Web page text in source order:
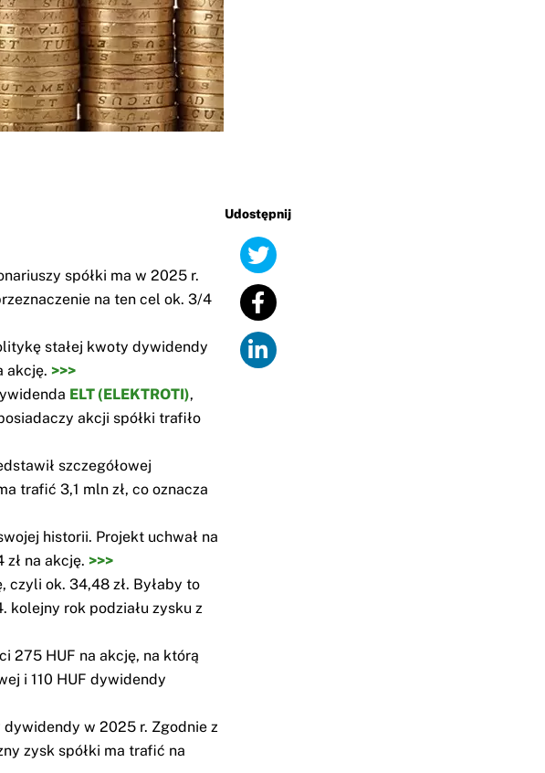
Udostępnij
spółki ma w 2025 r.
na ten cel ok. 3/4
stałej kwoty dywidendy
akcję. >>>
ELT (ELEKTROTI),
akcji spółki trafiło
szczegółowej
trafić 3,1 mln zł, co oznacza
historii. Projekt uchwał na
zł na akcję. >>>
czyli ok. 34,48 zł. Byłaby to
kolejny rok podziału zysku z
275 HUF na akcję, na którą
i 110 HUF dywidendy
w 2025 r. Zgodnie z
zysk spółki ma trafić na